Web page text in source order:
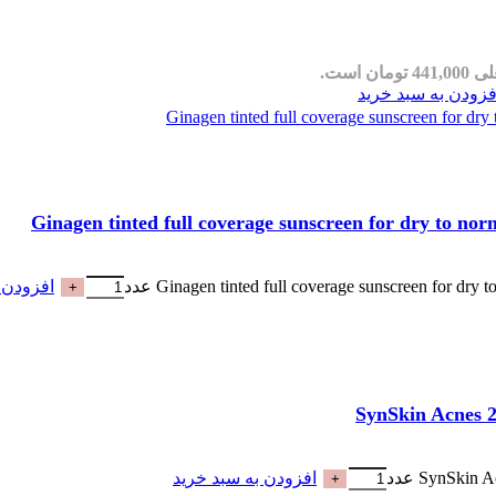
است.
افزودن به سبد خرید
افزودن به سبد خرید